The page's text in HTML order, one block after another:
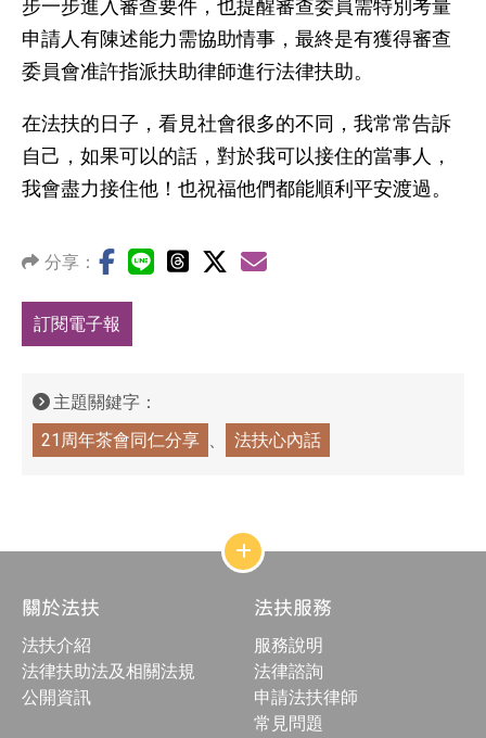
步一步進入審查要件，也提醒審查委員需特別考量
申請人有陳述能力需協助情事，最終是有獲得審查
委員會准許指派扶助律師進行法律扶助。
在法扶的日子，看見社會很多的不同，我常常告訴
自己，如果可以的話，對於我可以接住的當事人，
我會盡力接住他！也祝福他們都能順利平安渡過。
分享：
訂閱電子報
主題關鍵字：
21周年茶會同仁分享
法扶心內話
網
站
結
構
合
按
鈕
關於法扶
法扶介紹
法律扶助法及相關法規
公開資訊
法扶服務
服務說明
法律諮詢
申請法扶律師
常見問題